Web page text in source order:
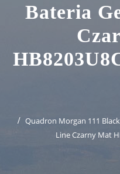
Bateria
Quadron Morgan 111
Line Czarny Mat